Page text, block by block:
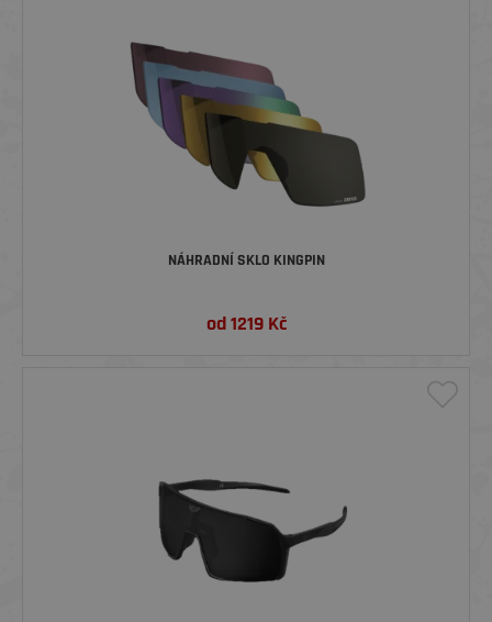
NÁHRADNÍ SKLO KINGPIN
od1219Kč